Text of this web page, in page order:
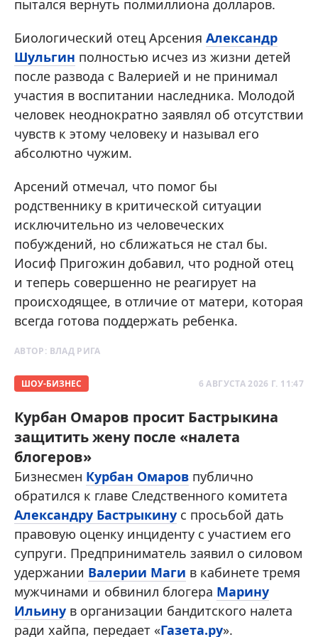
пытался вернуть полмиллиона долларов.
Биологический отец Арсения Александр
Шульгин полностью исчез из жизни детей
после развода с Валерией и не принимал
участия в воспитании наследника. Молодой
человек неоднократно заявлял об отсутствии
чувств к этому человеку и называл его
абсолютно чужим.
Арсений отмечал, что помог бы
родственнику в критической ситуации
исключительно из человеческих
побуждений, но сближаться не стал бы.
Иосиф Пригожин добавил, что родной отец
и теперь совершенно не реагирует на
происходящее, в отличие от матери, которая
всегда готова поддержать ребенка.
АВТОР: ВЛАД РИГА
ШОУ-БИЗНЕС 6 АВГУСТА 2026 Г. 11:47
Курбан Омаров просит Бастрыкина
защитить жену после «налета
блогеров»
Бизнесмен Курбан Омаров публично
обратился к главе Следственного комитета
Александру Бастрыкину с просьбой дать
правовую оценку инциденту с участием его
супруги. Предприниматель заявил о силовом
удержании Валерии Маги в кабинете тремя
мужчинами и обвинил блогера Марину
Ильину в организации бандитского налета
ради хайпа, передает «Газета.ру».